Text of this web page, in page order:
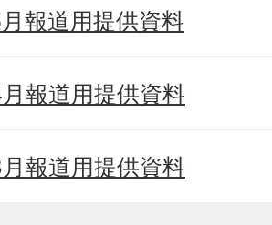
報道用提供資料
報道用提供資料
報道用提供資料